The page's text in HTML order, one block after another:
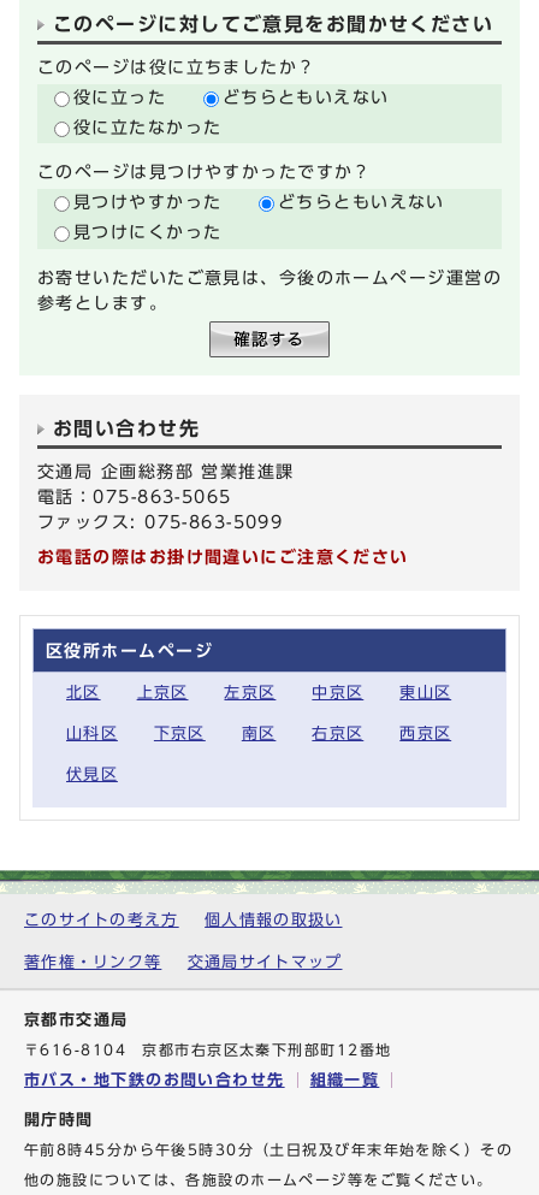
このページに対してご意見をお聞かせください
このページは役に立ちましたか？
役に立った
どちらともいえない
役に立たなかった
このページは見つけやすかったですか？
見つけやすかった
どちらともいえない
見つけにくかった
お寄せいただいたご意見は、今後のホームページ運営の
参考とします。
お問い合わせ先
交通局 企画総務部 営業推進課
電話：075-863-5065
ファックス: 075-863-5099
お電話の際はお掛け間違いにご注意ください
区役所ホームページ
北区 上京区 左京区 中京区 東山区
山科区 下京区 南区 右京区 西京区
伏見区
このサイトの考え方 個人情報の取扱い
著作権・リンク等 交通局サイトマップ
京都市交通局
〒616-8104 京都市右京区太秦下刑部町12番地
市バス・地下鉄のお問い合わせ先 組織一覧
開庁時間
午前8時45分から午後5時30分（土日祝及び年末年始を除く）その
他の施設については、各施設のホームページ等をご覧ください。